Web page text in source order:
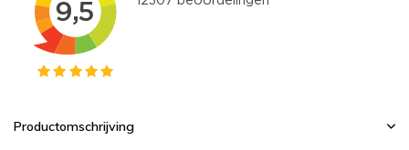
Productomschrijving